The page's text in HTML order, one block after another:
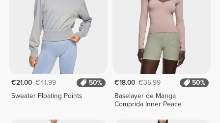
€21.00 €41.99
50%
Sweater Floating Points
€18.00 €35.99
50%
Baselayer de Manga
Comprida Inner Peace